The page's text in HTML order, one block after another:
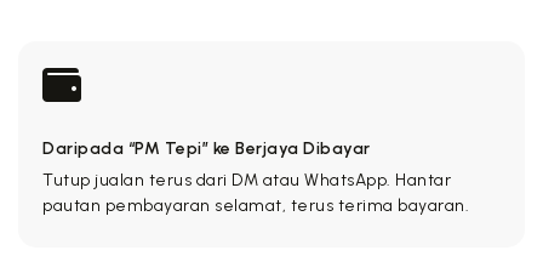
Daripada “PM Tepi” ke Berjaya Dibayar
Tutup jualan terus dari DM atau WhatsApp. Hantar
pautan pembayaran selamat, terus terima bayaran.